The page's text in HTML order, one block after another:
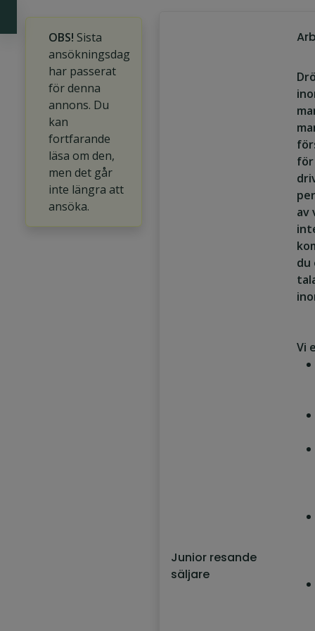
OBS! Sista
ansökningsdag
har passerat
för denna
annons. Du
kan
fortfarande
läsa om den,
men det går
inte längra att
ansöka.
Junior resande
säljare
för
av
du
Vi